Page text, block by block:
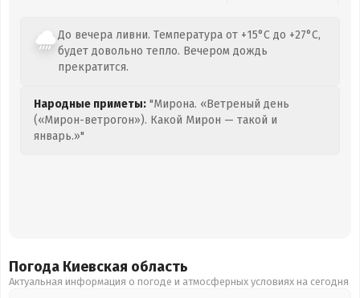
До вечера ливни. Температура от +15°C до +27°C,
будет довольно тепло. Вечером дождь
прекратится.
Народные приметы: "Мирона. «Ветреный день
(«Мирон-ветрогон»). Какой Мирон — такой и
январь.»"
Погода Киевская область
Актуальная информация о погоде и атмосферных условиях на сегодня